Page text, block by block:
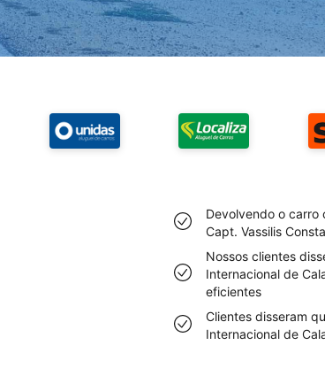
Devolvendo o carro
Capt. Vassilis
Nossos clientes
Internacional de
eficientes
Clientes disseram
Internacional de